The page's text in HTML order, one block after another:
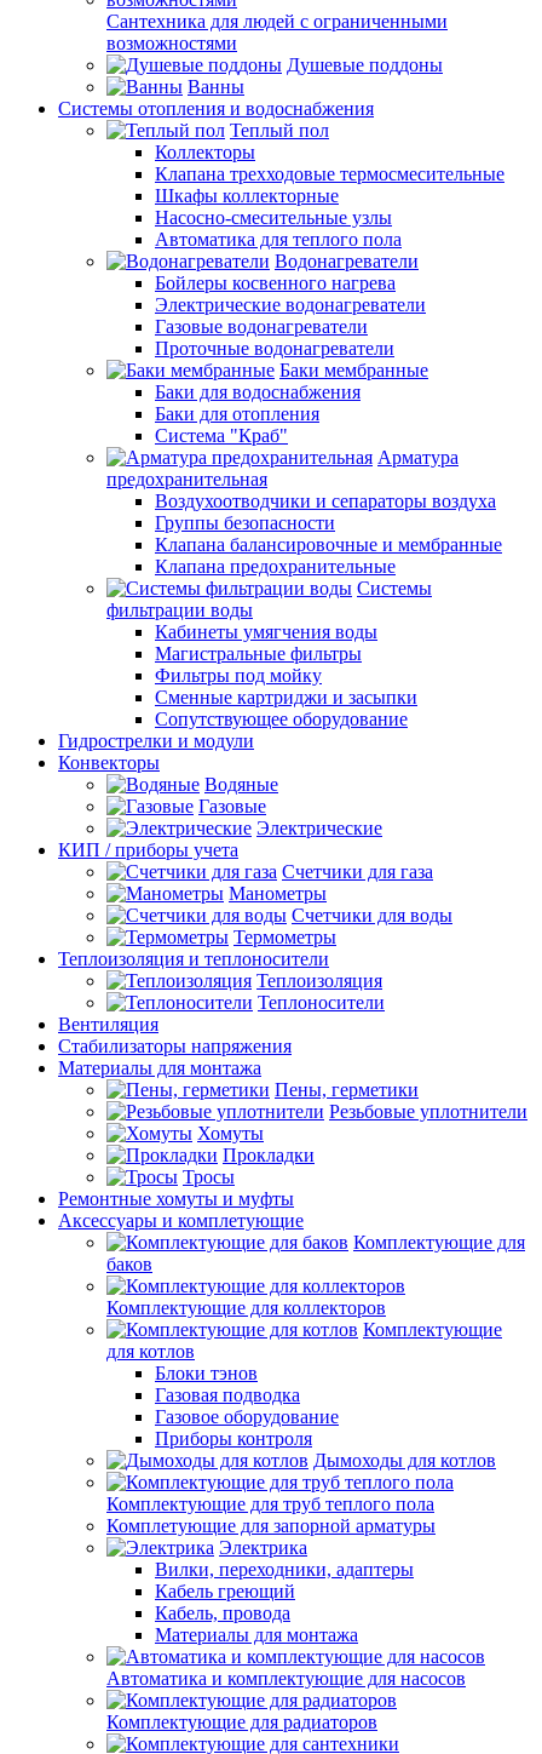
Сантехника для людей с ограниченными
возможностями
Душевые поддоны
Ванны
Системы отопления и водоснабжения
Теплый пол
Коллекторы
Клапана трехходовые термосмесительные
Шкафы коллекторные
Насосно-смесительные узлы
Автоматика для теплого пола
Водонагреватели
Бойлеры косвенного нагрева
Электрические водонагреватели
Газовые водонагреватели
Проточные водонагреватели
Баки мембранные
Баки для водоснабжения
Баки для отопления
Система "Краб"
Арматура
предохранительная
Воздухоотводчики и сепараторы воздуха
Группы безопасности
Клапана балансировочные и мембранные
Клапана предохранительные
Системы
фильтрации воды
Кабинеты умягчения воды
Магистральные фильтры
Фильтры под мойку
Сменные картриджи и засыпки
Сопутствующее оборудование
Гидрострелки и модули
Конвекторы
Водяные
Газовые
Электрические
КИП / приборы учета
Счетчики для газа
Манометры
Счетчики для воды
Термометры
Теплоизоляция и теплоносители
Теплоизоляция
Теплоносители
Вентиляция
Стабилизаторы напряжения
Материалы для монтажа
Пены, герметики
Резьбовые уплотнители
Хомуты
Прокладки
Тросы
Ремонтные хомуты и муфты
Аксессуары и комплетующие
Комплектующие для
баков
Комплектующие для коллекторов
Комплектующие
для котлов
Блоки тэнов
Газовая подводка
Газовое оборудование
Приборы контроля
Дымоходы для котлов
Комплектующие для труб теплого пола
Комплетующие для запорной арматуры
Электрика
Вилки, переходники, адаптеры
Кабель греющий
Кабель, провода
Материалы для монтажа
Автоматика и комплектующие для насосов
Комплектующие для радиаторов